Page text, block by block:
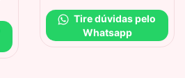
Tire dúvidas pelo
Whatsapp